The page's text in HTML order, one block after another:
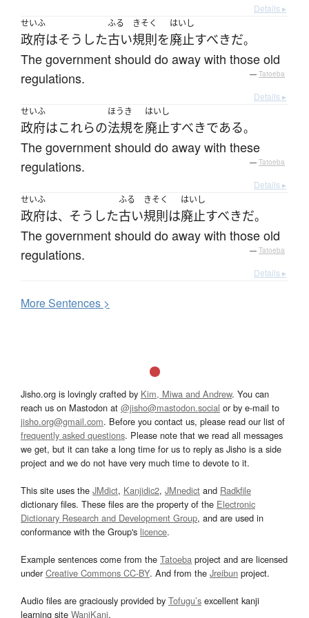
Details ▸
せいふ
政府はそうした
ふる
古い
きそく
規則を
はいし
廃止すべきだ。
The government should do away with those old
regulations.
— Tatoeba
Details ▸
せいふ
政府はこれらの
ほうき
法規を
はいし
廃止すべきである。
The government should do away with these
regulations.
— Tatoeba
Details ▸
せいふ
政府は、 そうした
ふる
古い
きそく
規則は
はいし
廃止すべきだ。
The government should do away with those old
regulations.
— Tatoeba
Details ▸
MoreSentences >
Jisho.org is lovingly crafted by Kim, Miwa and Andrew. You can
reach us on Mastodon at @jisho@mastodon.social or by e-mail to
jisho.org@gmail.com. Before you contact us, please read our list of
frequently asked questions. Please note that we read all messages
we get, but it can take a long time for us to reply as Jisho is a side
project and we do not have very much time to devote to it.
This site uses the JMdict, Kanjidic2, JMnedict and Radkfile
dictionary files. These files are the property of the Electronic
Dictionary Research and Development Group, and are used in
conformance with the Group's licence.
Example sentences come from the Tatoeba project and are licensed
underCreative Commons CC-BY. And from the Jreibun project.
Audio files are graciously provided by Tofugu’s excellent kanji
learning site WaniKani.